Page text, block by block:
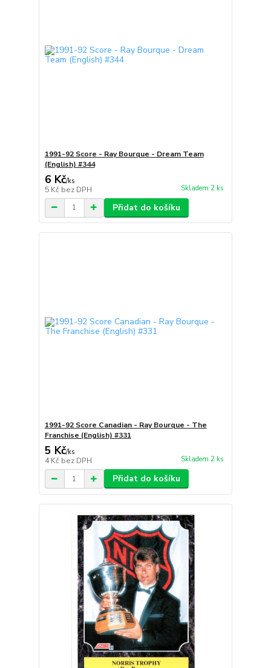
1991-92 Score - Ray Bourque - Dream Team
(English) #344
6 Kč/ks
5 Kč bez DPH Skladem 2 ks
Přidat do košíku
1991-92 Score Canadian - Ray Bourque - The
Franchise (English) #331
5 Kč/ks
4 Kč bez DPH Skladem 2 ks
Přidat do košíku